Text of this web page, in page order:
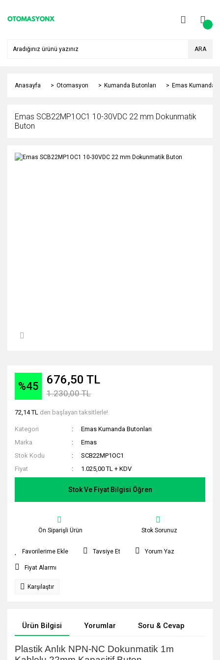
ARA
Anasayfa Otomasyon Kumanda Butonları Emas Kumanda
Emas SCB22MP1OC1 10-30VDC 22 mm Dokunmatik
Buton
%45 676,50 TL
1.230,00 TL
72,14 TL den başlayan taksitlerle!
Kategori
Emas Kumanda Butonları
Marka
Emas
Stok Kodu
SCB22MP1OC1
Fiyat
1.025,00 TL + KDV
Stok Ve Fiyat Bilgisi Öğren
Ön Siparişli Ürün Stok Sorunuz
Tavsiye Et Yorum Yaz
Fiyat Alarmı
Karşılaştır
Ürün Bilgisi Yorumlar Soru & Cevap
Plastik Anlık NPN-NC Dokunmatik 1m